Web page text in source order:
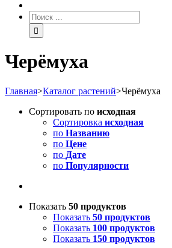
Черёмуха
Главная>Каталог растений>Черёмуха
Сортировать по исходная
Сортировка исходная
по Названию
по Цене
по Дате
по Популярности
Показать 50 продуктов
Показать 50 продуктов
Показать 100 продуктов
Показать 150 продуктов